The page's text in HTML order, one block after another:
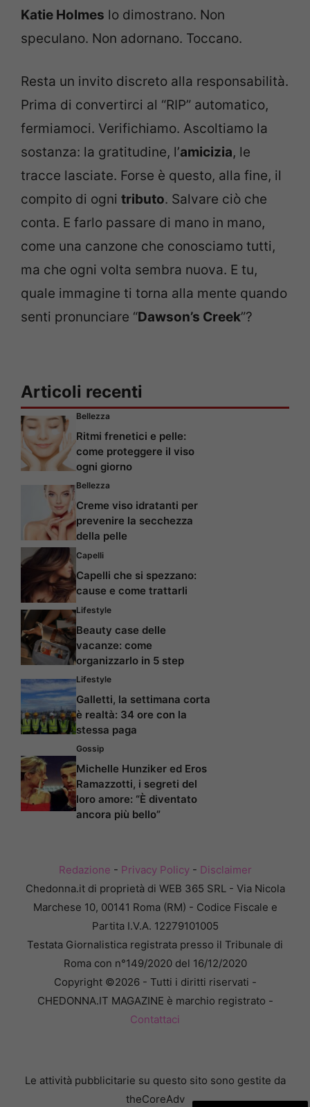
Katie Holmes lo dimostrano. Non
speculano. Non adornano. Toccano.
Resta un invito discreto alla responsabilità.
Prima di convertirci al “RIP” automatico,
fermiamoci. Verifichiamo. Ascoltiamo la
sostanza: la gratitudine, l’amicizia, le
tracce lasciate. Forse è questo, alla fine, il
compito di ogni tributo. Salvare ciò che
conta. E farlo passare di mano in mano,
come una canzone che conosciamo tutti,
ma che ogni volta sembra nuova. E tu,
quale immagine ti torna alla mente quando
senti pronunciare “Dawson’s Creek”?
Articoli recenti
Bellezza
Ritmi frenetici e pelle:
come proteggere il viso
ogni giorno
Bellezza
Creme viso idratanti per
prevenire la secchezza
della pelle
Capelli
Capelli che si spezzano:
cause e come trattarli
Lifestyle
Beauty case delle
vacanze: come
organizzarlo in 5 step
Lifestyle
Galletti, la settimana corta
è realtà: 34 ore con la
stessa paga
Gossip
Michelle Hunziker ed Eros
Ramazzotti, i segreti del
loro amore: “È diventato
ancora più bello”
Redazione - Privacy Policy- Disclaimer
Chedonna.it di proprietà di WEB 365 SRL - Via Nicola
Marchese 10, 00141 Roma (RM) - Codice Fiscale e
Partita I.V.A. 12279101005
Testata Giornalistica registrata presso il Tribunale di
Roma con n°149/2020 del 16/12/2020
Copyright ©2026 - Tutti i diritti riservati -
CHEDONNA.IT MAGAZINE è marchio registrato -
Contattaci
Le attività pubblicitarie su questo sito sono gestite da
theCoreAdv